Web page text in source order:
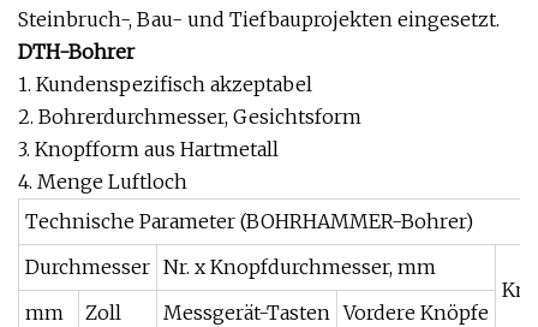
Steinbruch-, Bau- und Tiefbauprojekten eingesetzt.
DTH-Bohrer
1. Kundenspezifisch akzeptabel
2. Bohrerdurchmesser, Gesichtsform
3. Knopfform aus Hartmetall
4. Menge Luftloch
Technische Parameter (BOHRHAMMER-Bohrer)
Durchmesser Nr. x Knopfdurchmesser, mm
mm
Zoll Messgerät-Tasten Vordere Knöpfe